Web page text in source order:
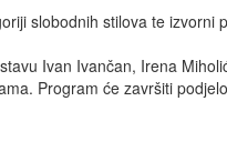
slobodnih stilova te
Ivan Ivančan, Irena
Program će završiti